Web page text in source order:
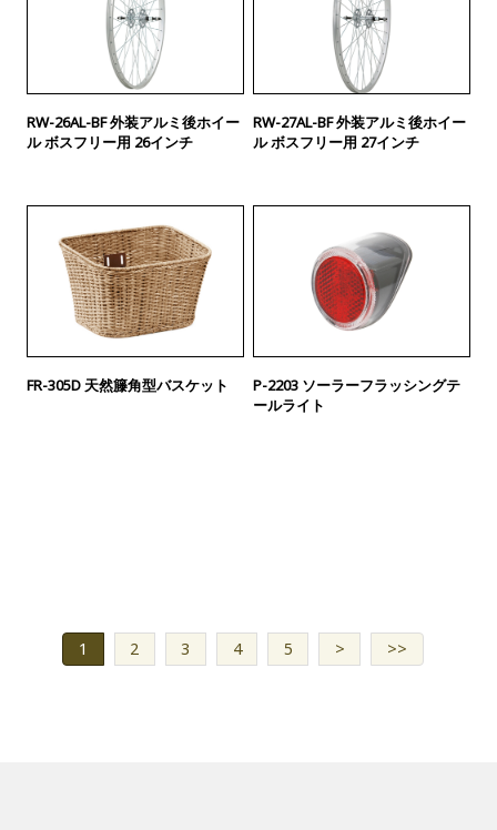
RW-26AL-BF 外装アルミ後ホイー
ル ボスフリー用 26インチ
RW-27AL-BF 外装アルミ後ホイー
ル ボスフリー用 27インチ
FR-305D 天然籐角型バスケット
P-2203 ソーラーフラッシングテ
ールライト
1 2 3 4 5 > >>